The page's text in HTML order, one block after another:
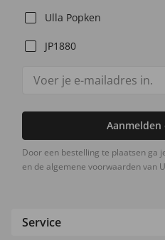
Ulla Popken
JP1880
Aanmelden
Door een bestelling te plaatsen ga
en de algemene voorwaarden van
Service